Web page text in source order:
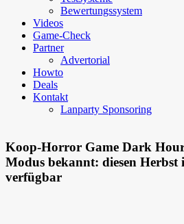
Bewertungssystem
Videos
Game-Check
Partner
Advertorial
Howto
Deals
Kontakt
Lanparty Sponsoring
Koop-Horror Game Dark
Modus bekannt: diesen Herbst
verfügbar